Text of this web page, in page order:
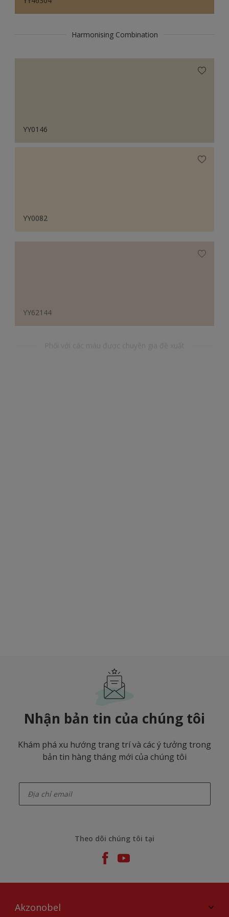
Harmonising Combination
YY0146
YY0082
Nhận bản tin của chúng tôi
Khám phá xu hướng trang trí và các ý tưởng trong
bản tin hàng tháng mới của chúng tôi
Theo dõi chúng tôi tại
Akzonobel